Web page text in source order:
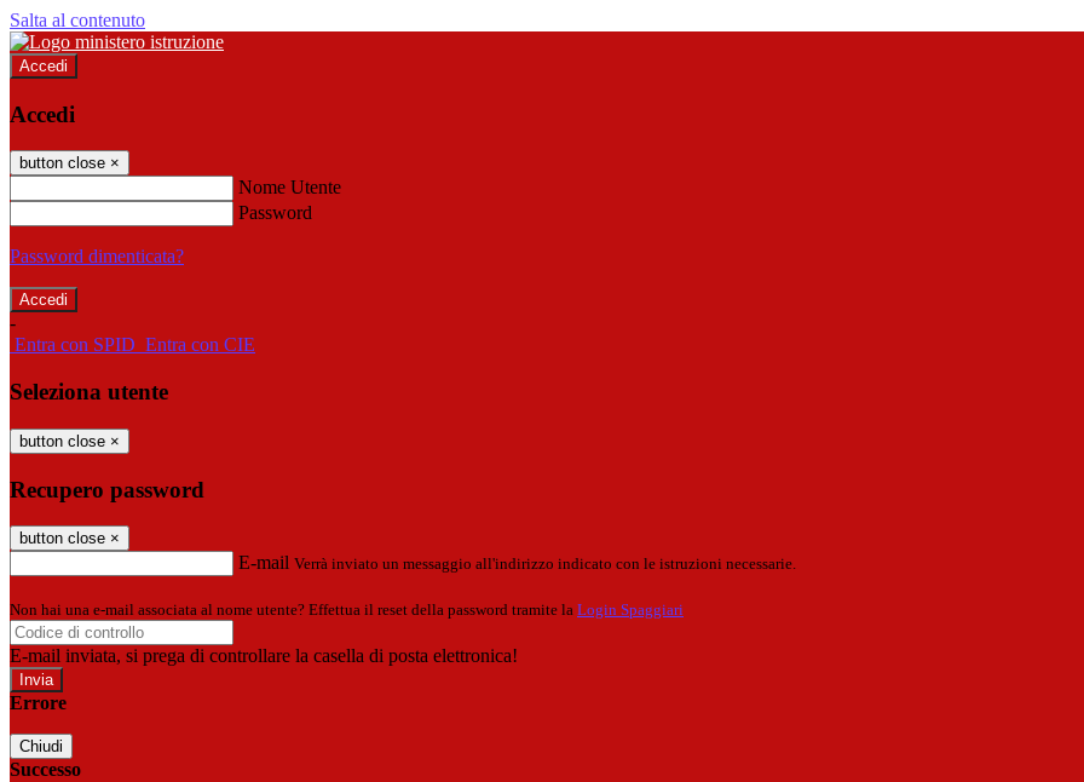
Salta al contenuto
Accedi
Accedi
button close ×
Nome Utente
Password
Password dimenticata?
-
Entra con SPID Entra con CIE
Seleziona utente
button close ×
Recupero password
button close ×
E-mail Verrà inviato un messaggio all'indirizzo indicato con le istruzioni necessarie.
Non hai una e-mail associata al nome utente? Effettua il reset della password tramite la Login Spaggiari
E-mail inviata, si prega di controllare la casella di posta elettronica!
Errore
Chiudi
Successo